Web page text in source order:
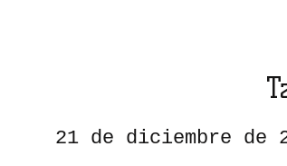
21 de diciembre de